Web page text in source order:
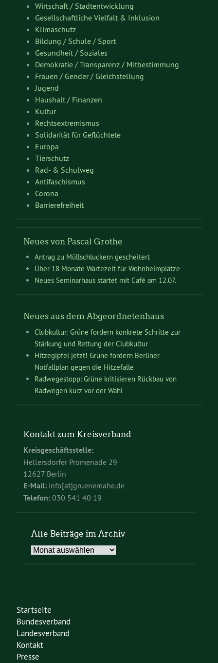
Wirtschaft / Stadtentwicklung
Gesellschaftliche Vielfalt & Inklusion
Klimaschutz
Bildung / Schule / Sport
Gesundheit / Soziales
Demokratie / Transparenz / Mitbestimmung
Frauen / Gender / Gleichstellung
Jugend
Haushalt / Finanzen
Kultur
Rechtsextremismus
Solidarität für Geflüchtete
Europa
Tierschutz
Rad- & Schulweg
Antifaschismus
Corona
Barrierefreiheit
Neues von Pascal Grothe
Antrag zu Müllschluckern gescheitert
Über 18 Monate Wartezeit für Wohnheimplätze
Neues Seminarhaus startet mit Café am 12.07.
Neues aus dem Abgeordnetenhaus
Clubkultur: Grüne fordern konkrete Schritte zur
Stärkung und Rettung der Clubkultur
Hitzegipfel jetzt! Grüne fordern Berliner
Notfallplan gegen die Hitzefalle
Radwegestopp: Grüne kritisieren Rückbau von
Radwegen kurz vor der Wahl
Kontakt zum Kreisverband
Kreisgeschäftsstelle:
Hellersdorfer Promenade 29
12627 Berlin
E-Mail: info[at]gruenemahe.de
Telefon: 030 541 40 19
Alle Beiträge im Archiv
Alle
Startseite
Bundesverband
Landesverband
Kontakt
Presse